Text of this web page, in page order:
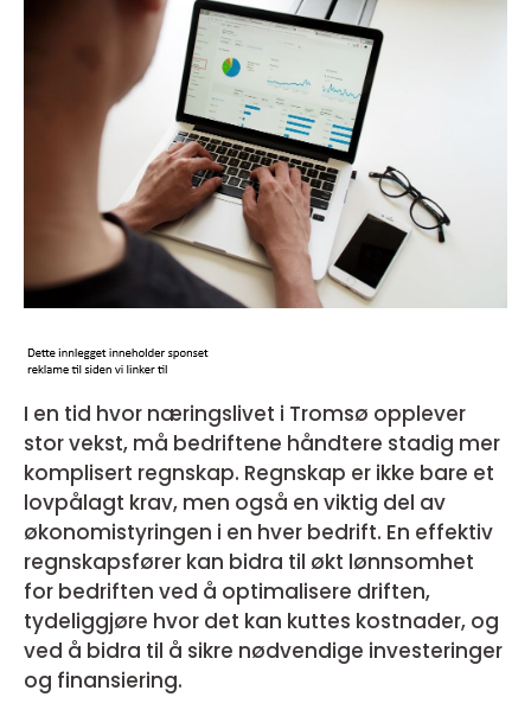
I en tid hvor næringslivet i Tromsø opplever
stor vekst, må bedriftene håndtere stadig mer
komplisert regnskap. Regnskap er ikke bare et
lovpålagt krav, men også en viktig del av
økonomistyringen i en hver bedrift. En effektiv
regnskapsfører kan bidra til økt lønnsomhet
for bedriften ved å optimalisere driften,
tydeliggjøre hvor det kan kuttes kostnader, og
ved å bidra til å sikre nødvendige investeringer
og finansiering.